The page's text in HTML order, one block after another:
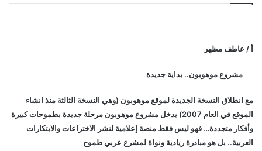
أ / عاطف مظهر
مشروع موهوبون.. بداية جديدة
مع انطلاق النسخة الجديدة لموقع موهوبون (وهي النسخة الثالثة منذ انشاء
الموقع في العام 2007) يدخل مشروع موهوبون مرحلة جديدة بطموحات كبيرة
وأفكار متجددة… فهو ليس فقط منصة إعلامية لنشر الاختراعات والابتكارات
العربية.. بل هو مبادرة ريادية ونواة لمشرع عربي طموح